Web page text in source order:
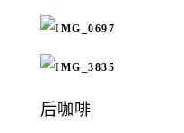
后咖啡